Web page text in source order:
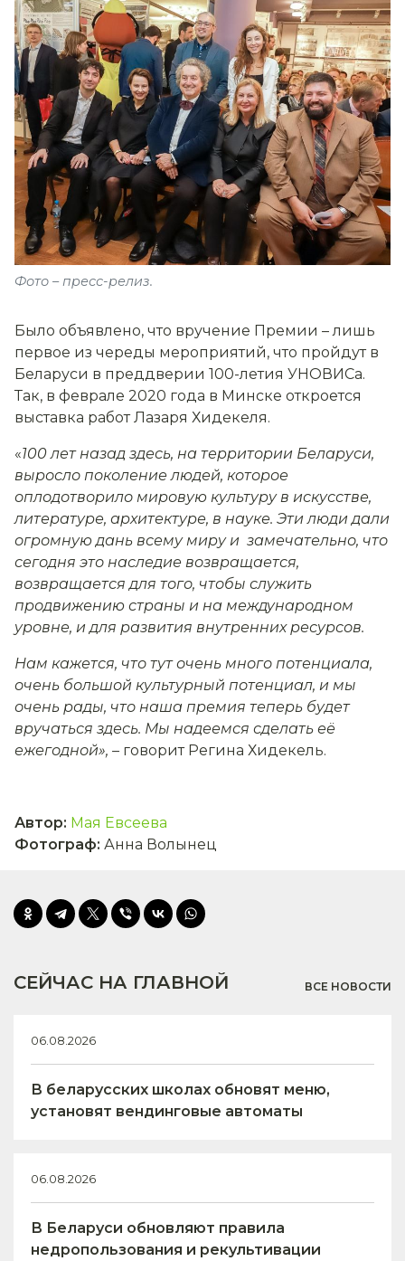
Фото – пресс-релиз.
Было объявлено, что вручение Премии – лишь
первое из череды мероприятий, что пройдут в
Беларуси в преддверии 100-летия УНОВИСа.
Так, в феврале 2020 года в Минске откроется
выставка работ Лазаря Хидекеля.
«100 лет назад здесь, на территории Беларуси,
выросло поколение людей, которое
оплодотворило мировую культуру в искусстве,
литературе, архитектуре, в науке. Эти люди дали
огромную дань всему миру и замечательно, что
сегодня это наследие возвращается,
возвращается для того, чтобы служить
продвижению страны и на международном
уровне, и для развития внутренних ресурсов.
Нам кажется, что тут очень много потенциала,
очень большой культурный потенциал, и мы
очень рады, что наша премия теперь будет
вручаться здесь. Мы надеемся сделать её
ежегодной», – говорит Регина Хидекель.
Автор: Мая Евсеева
Фотограф: Анна Волынец
СЕЙЧАС НА ГЛАВНОЙ ВСЕ НОВОСТИ
06.08.2026
В беларусских школах обновят меню,
установят вендинговые автоматы
06.08.2026
В Беларуси обновляют правила
недропользования и рекультивации